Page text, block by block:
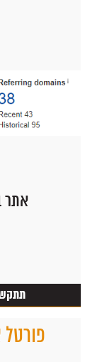
אתר